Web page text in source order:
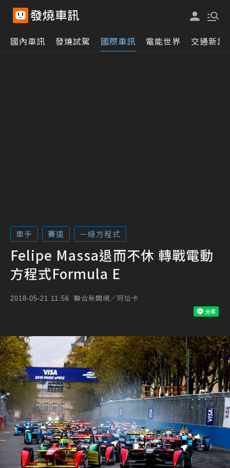
國內車訊 發燒試駕 國際車訊 電能世界 交通新訊
車手 賽道 一級方程式
Felipe Massa退而不休 轉戰電動
方程式Formula E
2018-05-21 11:56 聯合新聞網／阿恰卡